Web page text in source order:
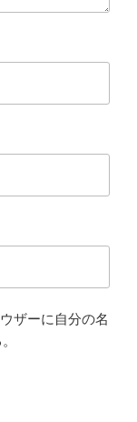
ザーに自分の名